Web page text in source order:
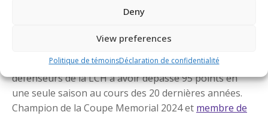
Deny
View preferences
Politique de témoinsDéclaration de confidentialité
63A) cette saison, le plus grand nombre de points par
un défenseur de la LCH depuis Ryan Ellis qui a totalisé
100 points avec les Spitfires de Windsor en 2010-2011.
Aux côtés d’Ellis, Parekh est l’un des deux seuls
défenseurs de la LCH à avoir dépassé 95 points en
une seule saison au cours des 20 dernières années.
Champion de la Coupe Memorial 2024 et membre de